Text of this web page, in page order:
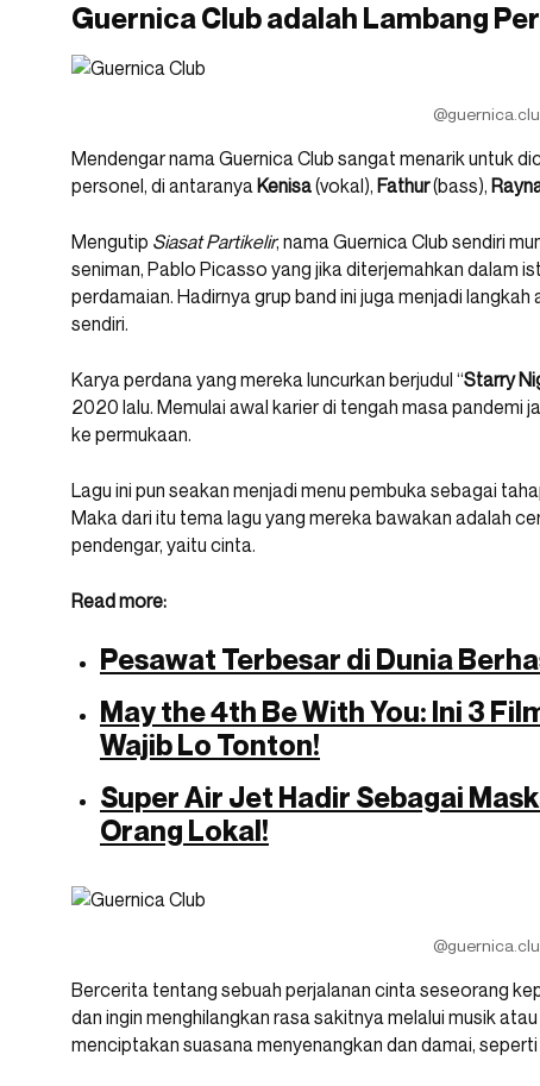
Guernica Club adalah Lambang
Mendengar nama Guernica Club sangat menarik untuk
personel, di antaranya Kenisa(vokal), Fathur(bass),
Mengutip Siasat Partikelir, nama Guernica Club sendiri
seniman, Pablo Picasso yang jika diterjemahkan dalam
perdamaian. Hadirnya grup band ini juga menjadi
sendiri.
Karya perdana yang mereka luncurkan berjudul “Starry
2020 lalu. Memulai awal karier di tengah masa pandemi
ke permukaan.
Lagu ini pun seakan menjadi menu pembuka sebagai
Maka dari itu tema lagu yang mereka bawakan adalah
pendengar, yaitu cinta.
Read more:
Pesawat Terbesar di Dunia
May the 4th Be With You: Ini 3
Wajib Lo Tonton!
Super Air Jet Hadir Sebagai
Orang Lokal!
Bercerita tentang sebuah perjalanan cinta seseorang
dan ingin menghilangkan rasa sakitnya melalui musik atau
menciptakan suasana menyenangkan dan damai,